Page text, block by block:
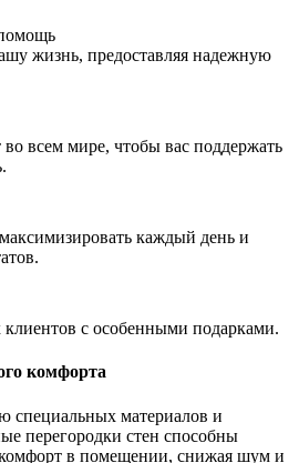
жизнь, предоставляя надежную
всем мире, чтобы вас поддержать
каждый день и
с особенными подарками.
комфорта
специальных материалов и
перегородки стен способны
в помещении, снижая шум и